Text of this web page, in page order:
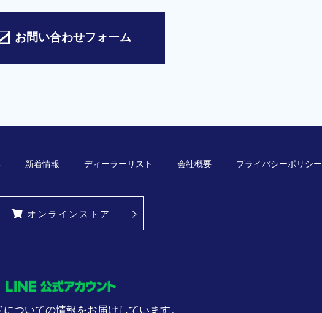
お問い合わせフォーム
新着情報 ディーラーリスト 会社概要 プライバシーポリシー
オンラインストア
ついての情報をお届けしています。